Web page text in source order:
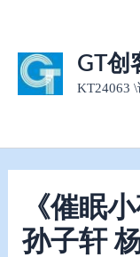
GT创
KT24063
《催眠
孙子轩